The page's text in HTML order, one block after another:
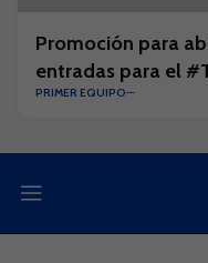
Promoción para
entradas para el
PRIMER EQUIPO